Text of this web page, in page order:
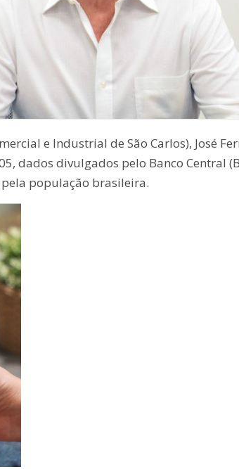
e Industrial de São Carlos), José
dados divulgados pelo Banco Central
população brasileira.